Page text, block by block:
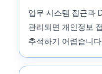
업무 시스템 접근과
관리되면 개인정보
추적하기 어렵습니